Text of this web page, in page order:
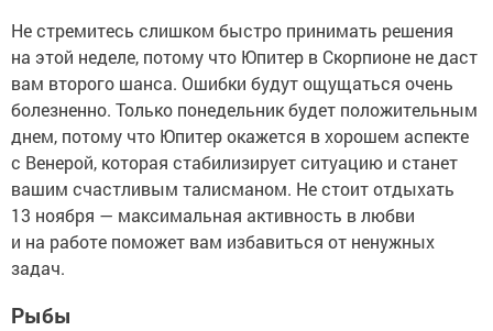
Не стремитесь слишком быстро принимать решения
на этой неделе, потому что Юпитер в Скорпионе не даст
вам второго шанса. Ошибки будут ощущаться очень
болезненно. Только понедельник будет положительным
днем, потому что Юпитер окажется в хорошем аспекте
с Венерой, которая стабилизирует ситуацию и станет
вашим счастливым талисманом. Не стоит отдыхать
13 ноября — максимальная активность в любви
и на работе поможет вам избавиться от ненужных
задач.
Рыбы